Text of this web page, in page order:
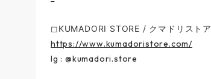
◻︎KUMADORI STORE / クマドリストア
https://www.kumadoristore.com/
Ig : @kumadori.store